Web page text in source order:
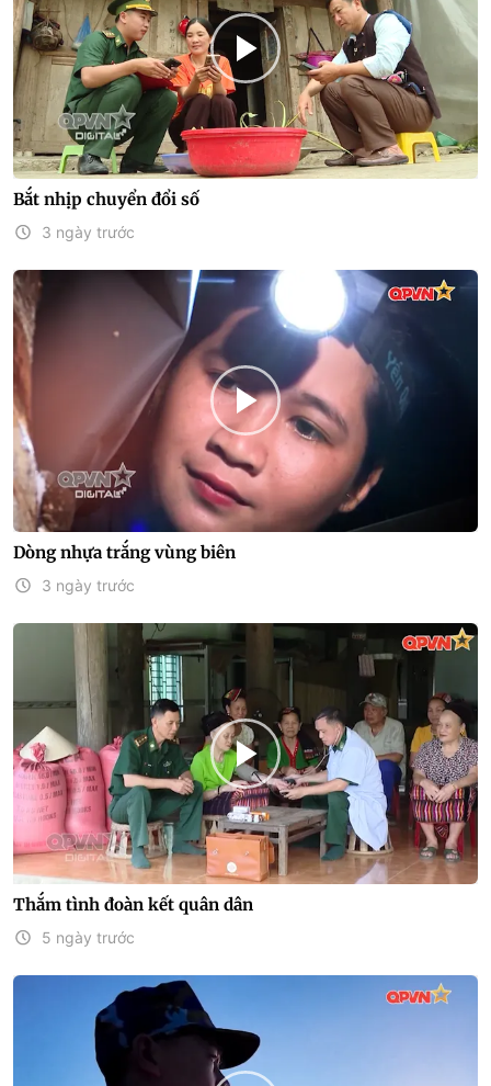
Bắt nhịp chuyển đổi số
3 ngày trước
Dòng nhựa trắng vùng biên
3 ngày trước
Thắm tình đoàn kết quân dân
5 ngày trước